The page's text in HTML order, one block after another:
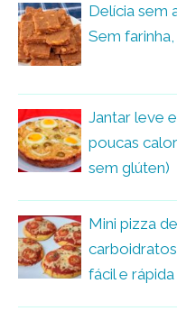
Delícia sem
Sem
Jantar leve
poucas
sem glúten)
Mini pizza
fácil e rápida